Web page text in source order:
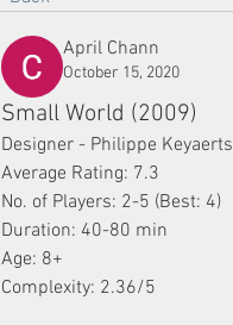
April Chann
October 15, 2020
Small World (2009)
Designer - Philippe Keyaerts
Average Rating: 7.3
No. of Players: 2-5 (Best: 4)
Duration: 40-80 min
Age: 8+
Complexity: 2.36/5